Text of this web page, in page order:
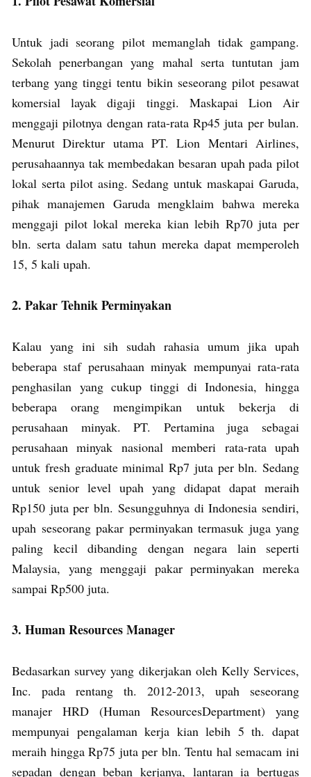
Untuk jadi seorang pilot memanglah tidak gampang.
Sekolah penerbangan yang mahal serta tuntutan jam
terbang yang tinggi tentu bikin seseorang pilot pesawat
komersial layak digaji tinggi. Maskapai Lion Air
menggaji pilotnya dengan rata-rata Rp45 juta per bulan.
Menurut Direktur utama PT. Lion Mentari Airlines,
perusahaannya tak membedakan besaran upah pada pilot
lokal serta pilot asing. Sedang untuk maskapai Garuda,
pihak manajemen Garuda mengklaim bahwa mereka
menggaji pilot lokal mereka kian lebih Rp70 juta per
bln. serta dalam satu tahun mereka dapat memperoleh
15, 5 kali upah.
2. Pakar Tehnik Perminyakan
Kalau yang ini sih sudah rahasia umum jika upah
beberapa staf perusahaan minyak mempunyai rata-rata
penghasilan yang cukup tinggi di Indonesia, hingga
beberapa orang mengimpikan untuk bekerja di
perusahaan minyak. PT. Pertamina juga sebagai
perusahaan minyak nasional memberi rata-rata upah
untuk fresh graduate minimal Rp7 juta per bln. Sedang
untuk senior level upah yang didapat dapat meraih
Rp150 juta per bln. Sesungguhnya di Indonesia sendiri,
upah seseorang pakar perminyakan termasuk juga yang
paling kecil dibanding dengan negara lain seperti
Malaysia, yang menggaji pakar perminyakan mereka
sampai Rp500 juta.
3. Human Resources Manager
Bedasarkan survey yang dikerjakan oleh Kelly Services,
Inc. pada rentang th. 2012-2013, upah seseorang
manajer HRD (Human ResourcesDepartment) yang
mempunyai pengalaman kerja kian lebih 5 th. dapat
meraih hingga Rp75 juta per bln. Tentu hal semacam ini
sepadan dengan beban kerjanya, lantaran ia bertugas